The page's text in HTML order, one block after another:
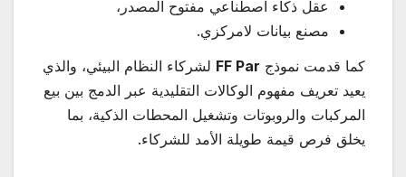
عقل ذكاء اصطناعي مفتوح المصدر،
مصنع بيانات لامركزي.
كما قدمت نموذج FF Par لشركاء النظام البيئي، والذي
يعيد تعريف مفهوم الوكالات التقليدية عبر الدمج بين بيع
المركبات والروبوتات وتشغيل المحطات الذكية، بما
يخلق فرص قيمة طويلة الأمد للشركاء.